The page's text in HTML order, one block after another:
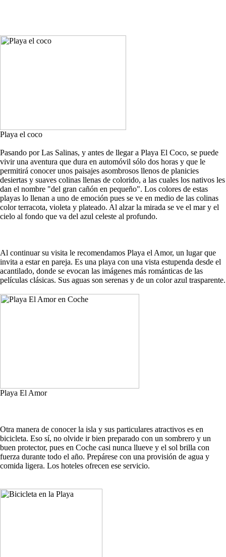
Playa el coco
Pasando por Las Salinas, y antes de llegar a Playa El Coco, se puede
vivir una aventura que dura en automóvil sólo dos horas y que le
permitirá conocer unos paisajes asombrosos llenos de planicies
desiertas y suaves colinas llenas de colorido, a las cuales los nativos les
dan el nombre "del gran cañón en pequeño". Los colores de estas
playas lo llenan a uno de emoción pues se ve en medio de las colinas
color terracota, violeta y plateado. Al alzar la mirada se ve el mar y el
cielo al fondo que va del azul celeste al profundo.
Al continuar su visita le recomendamos Playa el Amor, un lugar que
invita a estar en pareja. Es una playa con una vista estupenda desde el
acantilado, donde se evocan las imágenes más románticas de las
películas clásicas. Sus aguas son serenas y de un color azul trasparente.
Playa El Amor
Otra manera de conocer la isla y sus particulares atractivos es en
bicicleta. Eso sí, no olvide ir bien preparado con un sombrero y un
buen protector, pues en Coche casi nunca llueve y el sol brilla con
fuerza durante todo el año. Prepárese con una provisión de agua y
comida ligera. Los hoteles ofrecen ese servicio.